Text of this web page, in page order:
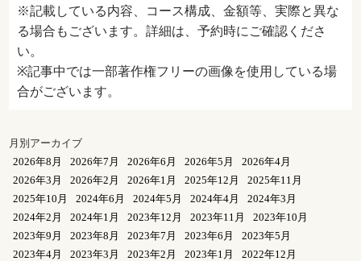
※記載している内容、コース構成、金額等、実際と異な
る場合もございます。詳細は、予約時にご確認くださ
い。
※記事中では一部著作権フリーの画像を使用している場
合がございます。
月別アーカイブ
2026年8月
2026年7月 2026年6月 2026年5月
2026年4月
2026年3月
2026年2月 2026年1月 2025年12月
2025年11月
2025年10月
2024年6月 2024年5月 2024年4月
2024年3月
2024年2月
2024年1月 2023年12月 2023年11月
2023年10月
2023年9月
2023年8月 2023年7月 2023年6月
2023年5月
2023年4月
2023年3月 2023年2月 2023年1月
2022年12月